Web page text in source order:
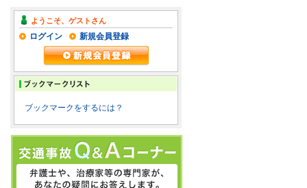
ようこそ、ゲストさん
ログイン 新規会員登録
ブックマークをするには？